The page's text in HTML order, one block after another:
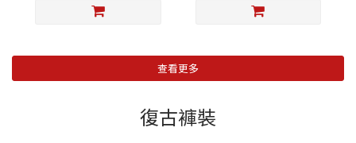
查看更多
復古褲裝